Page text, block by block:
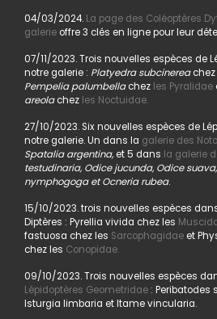
04/03/2024. La page des Coléoptères
galerieoffre 3 clés en ligne pour leur
07/11/2023. Trois nouvelles espèces de
notre galerie : Platyedra subcinereachez
Pempelia palumbellachez les Pyralidae
areolachez les Noctuidae.
27/10/2023. Six nouvelles espèces de
notre galerie. Un dans la galerie des
Spatalia argentina, et 5 dans la galerie
testudinaria, Odice jucunda, Odice
nymphogoga et Ocneria rubea.
15/10/2023. trois nouvelles espèces
Diptères : Pyrellia vivida chez les
fastuosa chez les Sarcophagidaeet
chez les Conopidae.
09/10/2023. Trois nouvelles espèces
Lépidoptères Geometridae: Peribatodes
Isturgia limbaria et Itame vincularia.